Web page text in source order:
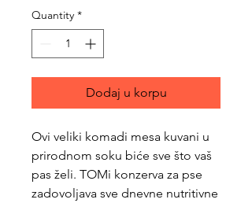
Quantity *
Dodaj u korpu
Ovi veliki komadi mesa kuvani u
prirodnom soku biće sve što vaš
pas želi. TOMi konzerva za pse
zadovoljava sve dnevne nutritivne